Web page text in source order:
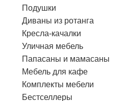
Подушки
Диваны из ротанга
Кресла-качалки
Уличная мебель
Папасаны и мамасаны
Мебель для кафе
Комплекты мебели
Бестселлеры